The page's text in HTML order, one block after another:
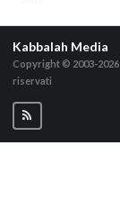
Kabbalah Media
Copyright © 2003-2026
riservati